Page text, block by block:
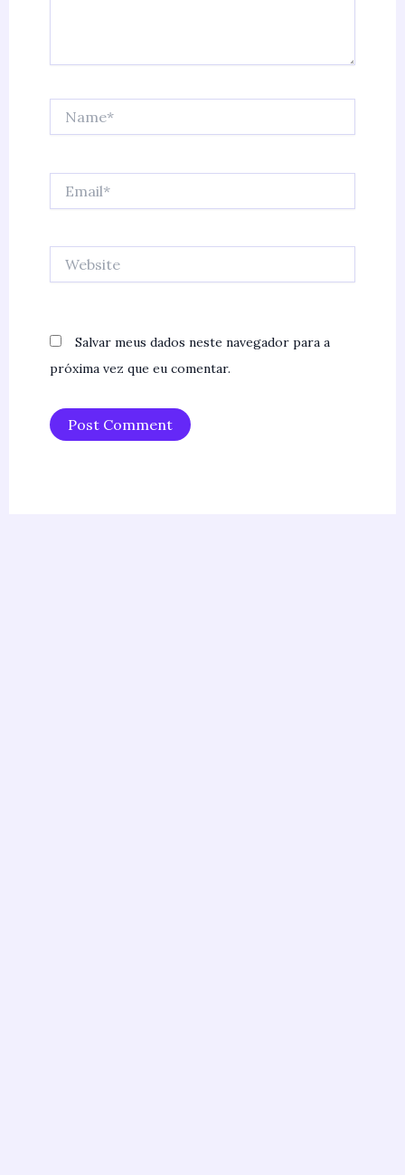
Salvar meus dados neste navegador para a
próxima vez que eu comentar.